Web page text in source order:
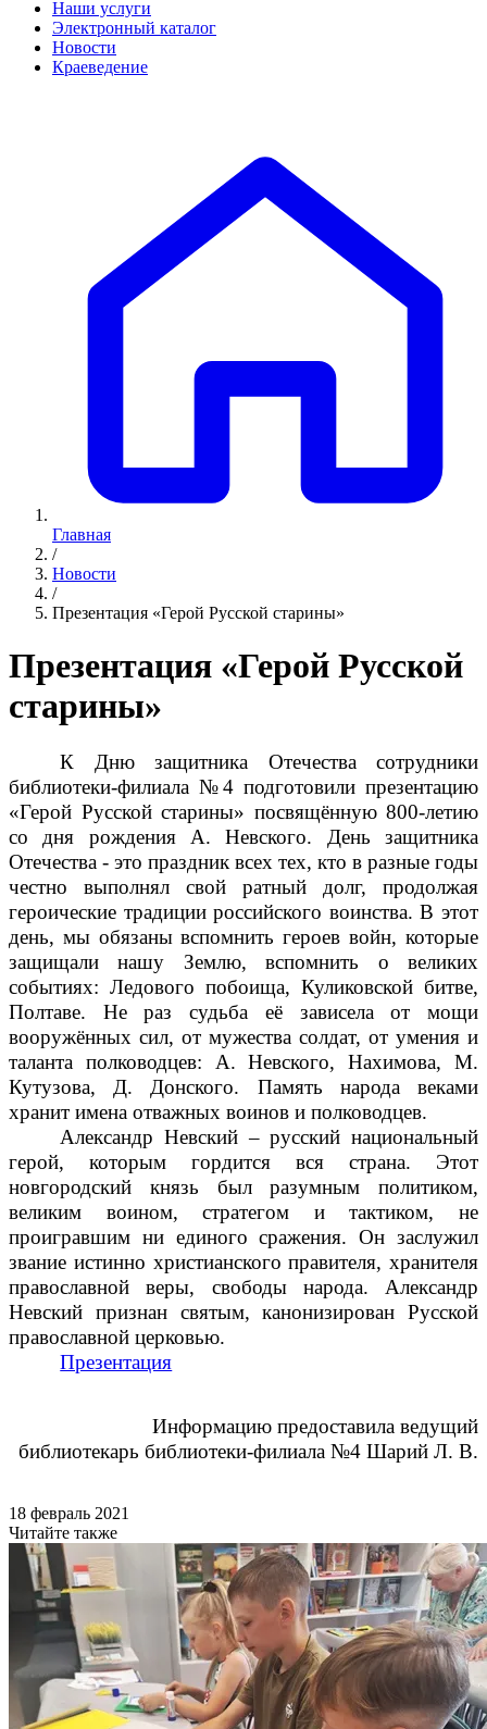
Наши услуги
Электронный каталог
Новости
Краеведение
Главная
/
Новости
/
Презентация «Герой Русской старины»
Презентация «Герой Русской
старины»
К Дню защитника Отечества сотрудники
библиотеки-филиала №4 подготовили презентацию
«Герой Русской старины» посвящённую 800-летию
со дня рождения А. Невского. День защитника
Отечества - это праздник всех тех, кто в разные годы
честно выполнял свой ратный долг, продолжая
героические традиции российского воинства. В этот
день, мы обязаны вспомнить героев войн, которые
защищали нашу Землю, вспомнить о великих
событиях: Ледового побоища, Куликовской битве,
Полтаве. Не раз судьба её зависела от мощи
вооружённых сил, от мужества солдат, от умения и
таланта полководцев: А. Невского, Нахимова, М.
Кутузова, Д. Донского. Память народа веками
хранит имена отважных воинов и полководцев.
Александр Невский – русский национальный
герой, которым гордится вся страна. Этот
новгородский князь был разумным политиком,
великим воином, стратегом и тактиком, не
проигравшим ни единого сражения. Он заслужил
звание истинно христианского правителя, хранителя
православной веры, свободы народа. Александр
Невский признан святым, канонизирован Русской
православной церковью.
Презентация
Информацию предоставила ведущий
библиотекарь библиотеки-филиала №4 Шарий Л. В.
18 февраль 2021
Читайте также